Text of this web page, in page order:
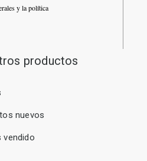
y la política
productos
nuevos
vendido